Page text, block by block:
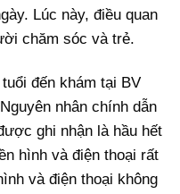
Lúc này, điều quan
chăm sóc và trẻ.
đến khám tại BV
nhân chính dẫn
ghi nhận là hầu hết
hình và điện thoại rất
và điện thoại không